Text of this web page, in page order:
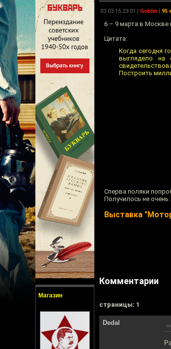
Магазин
03.03.15 23:01 | Goblin | 95
6 – 9 марта в
Цитата:
Когда сегодня
выглядело на
Построить
Сперва поляки
Получилось не очень.
Выставка
Комментарии
cтраницы: 1
Dedal